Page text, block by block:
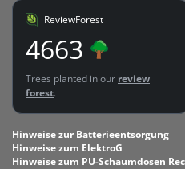
ReviewForest
4663
Trees planted in our review
forest.
Hinweise zur Batterieentsorgung
Hinweise zum ElektroG
Hinweise zum PU-Schaumdosen